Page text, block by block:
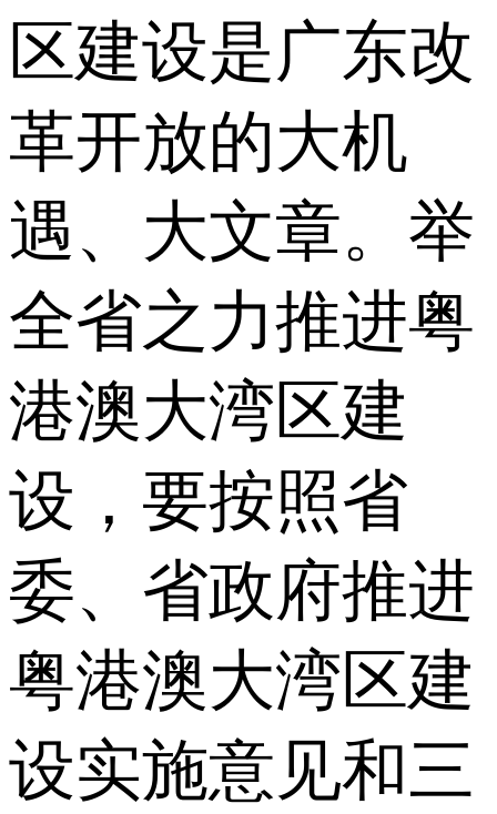
区建设是广东改
革开放的大机
遇、大文章。举
全省之力推进粤
港澳大湾区建
设，要按照省
委、省政府推进
粤港澳大湾区建
设实施意见和三